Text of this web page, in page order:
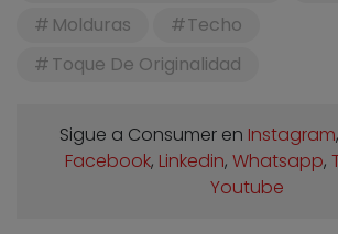
Molduras
Techo
Toque De Originalidad
Sigue a Consumer en Instagram,
Facebook, Linkedin, Whatsapp,
Youtube